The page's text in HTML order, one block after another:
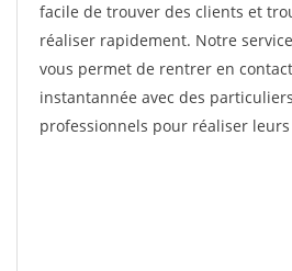
facile de trouver des clients et
réaliser rapidement. Notre
vous permet de rentrer en
instantannée avec des
professionnels pour réaliser